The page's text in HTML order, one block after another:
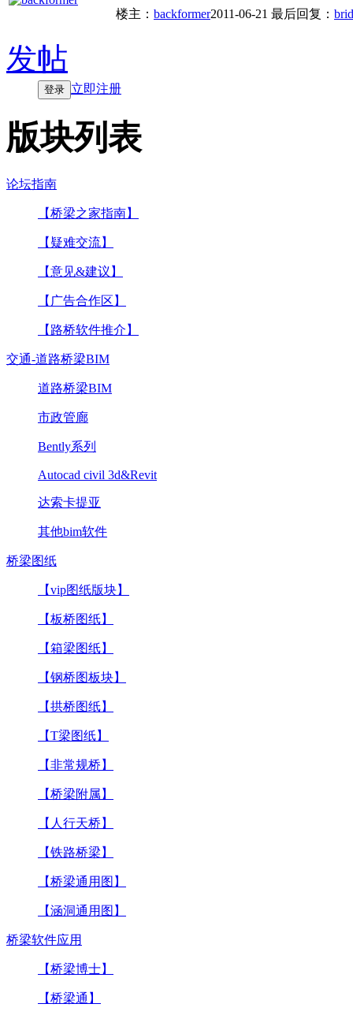
楼主： backformer2011-06-21 最后回复：
发帖
登录 立即注册
版块列表
论坛指南
【桥梁之家指南】
【疑难交流】
【意见&建议】
【广告合作区】
【路桥软件推介】
交通-道路桥梁BIM
道路桥梁BIM
市政管廊
Bently系列
Autocad civil 3d&Revit
达索卡提亚
其他bim软件
桥梁图纸
【vip图纸版块】
【板桥图纸】
【箱梁图纸】
【钢桥图板块】
【拱桥图纸】
【T梁图纸】
【非常规桥】
【桥梁附属】
【人行天桥】
【铁路桥梁】
【桥梁通用图】
【涵洞通用图】
桥梁软件应用
【桥梁博士】
【桥梁通】